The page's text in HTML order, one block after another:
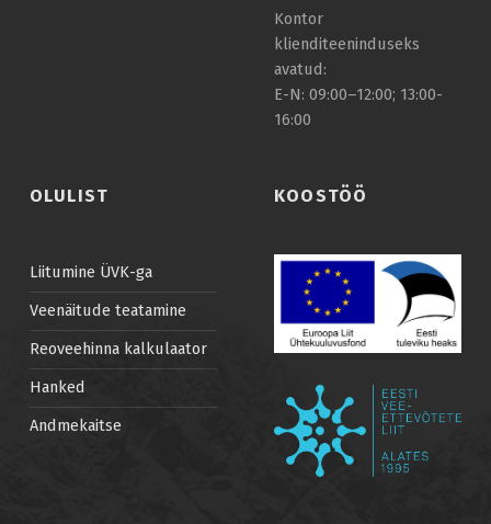
Kontor
klienditeeninduseks
avatud:
E-N: 09:00–12:00; 13:00-
16:00
OLULIST
Liitumine ÜVK-ga
Veenäitude teatamine
Reoveehinna kalkulaator
Hanked
Andmekaitse
KOOSTÖÖ